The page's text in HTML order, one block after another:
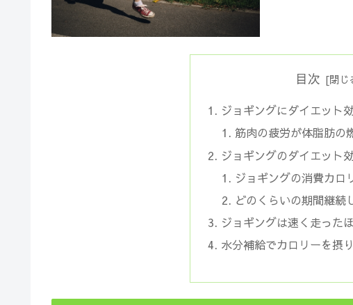
目次
ジョギングにダイエット
筋肉の疲労が体脂肪の
ジョギングのダイエット
ジョギングの消費カロ
どのくらいの期間継続
ジョギングは速く走った
水分補給でカロリーを摂